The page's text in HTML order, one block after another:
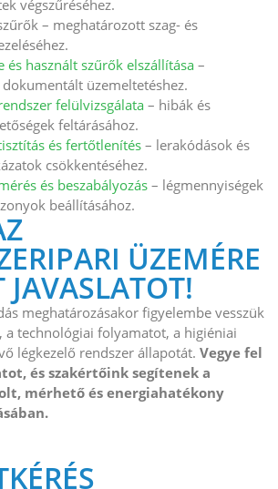
végszűréséhez.
– meghatározott szag- és
és használt szűrők elszállítása –
üzemeltetéshez.
felülvizsgálata – hibák és
feltárásához.
és fertőtlenítés – lerakódások és
csökkentéséhez.
és beszabályozás – légmennyiségek
beállításához.
ÜZEMÉRE
JAVASLATOT!
meghatározásakor figyelembe vesszük
technológiai folyamatot, a higiéniai
légkezelő rendszer állapotát. Vegye fel
és szakértőink segítenek a
mérhető és energiahatékony